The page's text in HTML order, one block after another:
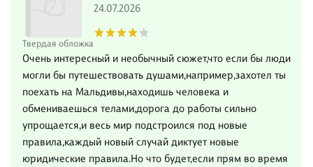
Твердая обложка
24.07.2026
Очень интересный и необычный сюжет,что если бы люди
могли бы путешествовать душами,например,захотел ты
поехать на Мальдивы,находишь человека и
обмениваешься телами,дорога до работы сильно
упрощается,и весь мир подстроился под новые
правила,каждый новый случай диктует новые
юридические правила.Но что будет,если прям во время